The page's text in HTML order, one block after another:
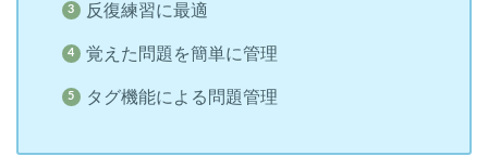
反復練習に最適
覚えた問題を簡単に管理
タグ機能による問題管理